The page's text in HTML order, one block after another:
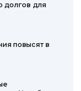
долгов для
повысят в